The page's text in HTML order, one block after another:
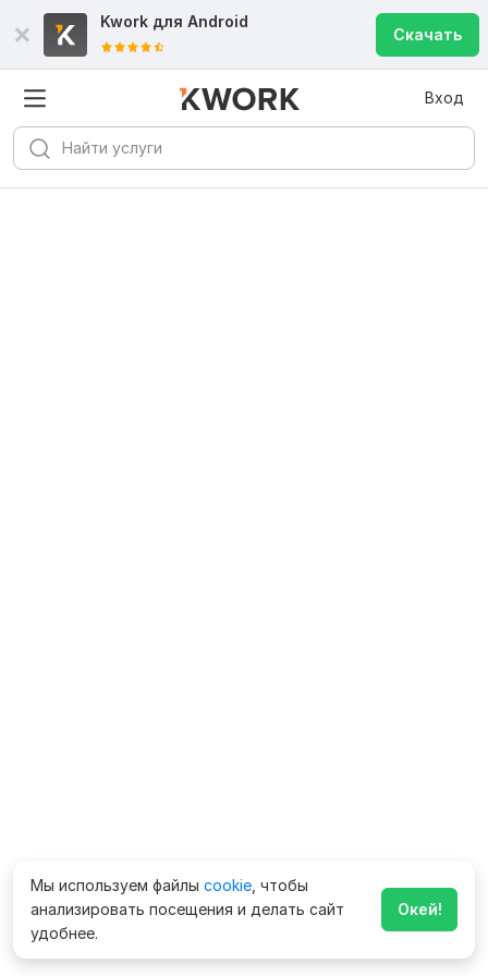
Kwork для Android
Скачать
Вход
Мы используем файлы cookie , чтобы
анализировать посещения и делать сайт
удобнее.
Окей!